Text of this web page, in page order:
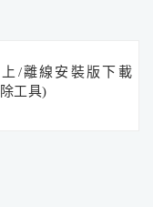
上/離線安裝版下載
工具)